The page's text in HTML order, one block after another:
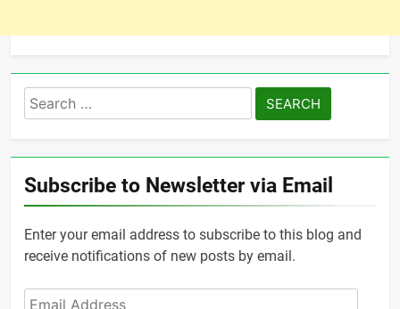
Search
for:
Subscribe to Newsletter via Email
Enter your email address to subscribe to this blog and
receive notifications of new posts by email.
Email